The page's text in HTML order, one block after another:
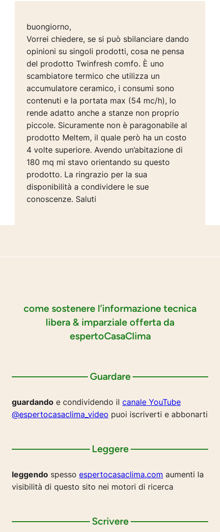
buongiorno,
Vorrei chiedere, se si può sbilanciare dando
opinioni su singoli prodotti, cosa ne pensa
del prodotto Twinfresh comfo. È uno
scambiatore termico che utilizza un
accumulatore ceramico, i consumi sono
contenuti e la portata max (54 mc/h), lo
rende adatto anche a stanze non proprio
piccole. Sicuramente non è paragonabile al
prodotto Meltem, il quale però ha un costo
4 volte superiore. Avendo un’abitazione di
180 mq mi stavo orientando su questo
prodotto. La ringrazio per la sua
disponibilità a condividere le sue
conoscenze. Saluti
come sostenere l’informazione tecnica
libera & imparziale offerta da
espertoCasaClima
Guardare
guardando e condividendo il canale YouTube
@espertocasaclima_video puoi iscriverti e abbonarti
Leggere
leggendo spesso espertocasaclima.com aumenti la
visibilità di questo sito nei motori di ricerca
Scrivere